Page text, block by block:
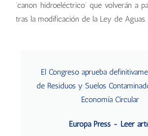
‘canon hidroeléctrico’ que volverán a
tras la modificación de la Ley de Aguas.
El Congreso aprueba
de Residuos y Suelos
Economía Circular
Europa Press - Leer